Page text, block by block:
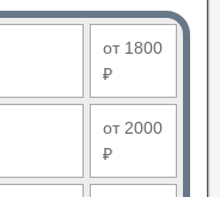
от 1800
₽
от 2000
₽